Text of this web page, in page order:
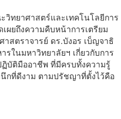
ทยาศาสตร์และเทคโนโลยีการ
ผยถึงความคืบหน้าการเตรียม
สตราจารย์ ดร.บังอร เบ็ญจาธิ
ในมหาวิทยาลัยฯ เกี่ยวกับการ
บัติมืออาชีพ ที่มีครบทั้งความรู้
กที่ดีงาม ตามปรัชญาที่ตั้งไว้คือ